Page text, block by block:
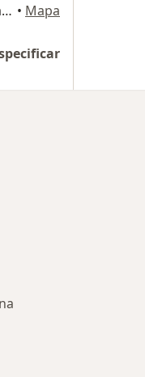
Paseo Playas 3106, sección Costa Hermosa, Playas de Tijuana • Mapa